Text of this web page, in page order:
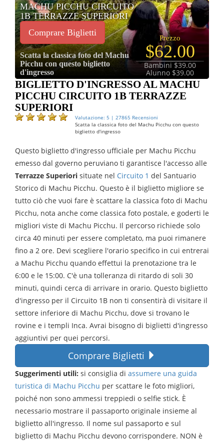
MACHU PICCHU CIRCUITO
1B TERRAZZE SUPERIORI
Comprare Biglietti
Scatta la classica foto del Machu
Picchu con questo biglietto
d'ingresso
Prezzo
$62.00
Bambini $39.00
Alunno $39.00
BIGLIETTO D'INGRESSO AL MACHU
PICCHU CIRCUITO 1B TERRAZZE
SUPERIORI
Valutazione: 5 | 27865 Recensioni
Scatta la classica foto del Machu Picchu con questo
biglietto d'ingresso
Questo biglietto d'ingresso ufficiale per Machu Picchu
emesso dal governo peruviano ti garantisce l'accesso alle
Terrazze Superiori situate nel Circuito 1 del Santuario
Storico di Machu Picchu. Questo è il biglietto migliore se
tutto ciò che vuoi fare è scattare la classica foto di Machu
Picchu, nota anche come classica foto postale, e goderti le
migliori viste di Machu Picchu. Il percorso richiede solo
circa 40 minuti per essere completato, ma puoi rimanere
fino a 2 ore. Devi scegliere l'orario specifico in cui entrerai
a Machu Picchu quando effettui la prenotazione tra le
6:00 e le 15:00. C'è una tolleranza di ritardo di soli 30
minuti, quindi cerca di arrivare in orario. Questo biglietto
d'ingresso per il Circuito 1B non ti consentirà di visitare il
settore inferiore di Machu Picchu, dove si trovano le
rovine e i templi Inca. Avrai bisogno di biglietti d'ingresso
aggiuntivi per quei percorsi.
Comprare Biglietti
Suggerimenti utili: si consiglia di assumere una guida
turistica di Machu Picchu per scattare le foto migliori,
poiché non sono ammessi treppiedi o selfie stick. È
necessario mostrare il passaporto originale insieme al
biglietto all'ingresso. Il nome sul passaporto e sul
biglietto di Machu Picchu devono corrispondere. NON è